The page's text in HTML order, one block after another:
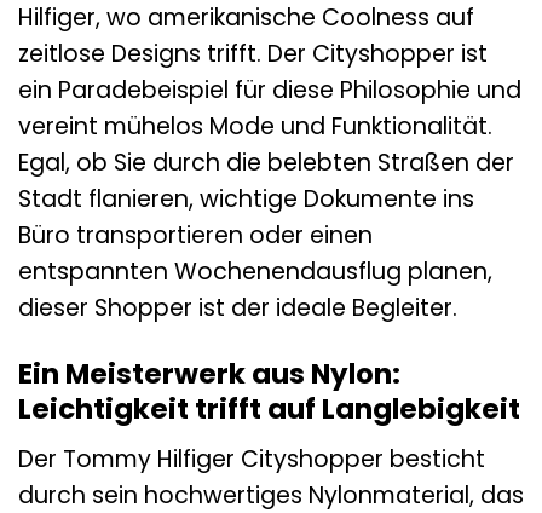
Hilfiger, wo amerikanische Coolness auf
zeitlose Designs trifft. Der Cityshopper ist
ein Paradebeispiel für diese Philosophie und
vereint mühelos Mode und Funktionalität.
Egal, ob Sie durch die belebten Straßen der
Stadt flanieren, wichtige Dokumente ins
Büro transportieren oder einen
entspannten Wochenendausflug planen,
dieser Shopper ist der ideale Begleiter.
Ein Meisterwerk aus Nylon:
Leichtigkeit trifft auf Langlebigkeit
Der Tommy Hilfiger Cityshopper besticht
durch sein hochwertiges Nylonmaterial, das